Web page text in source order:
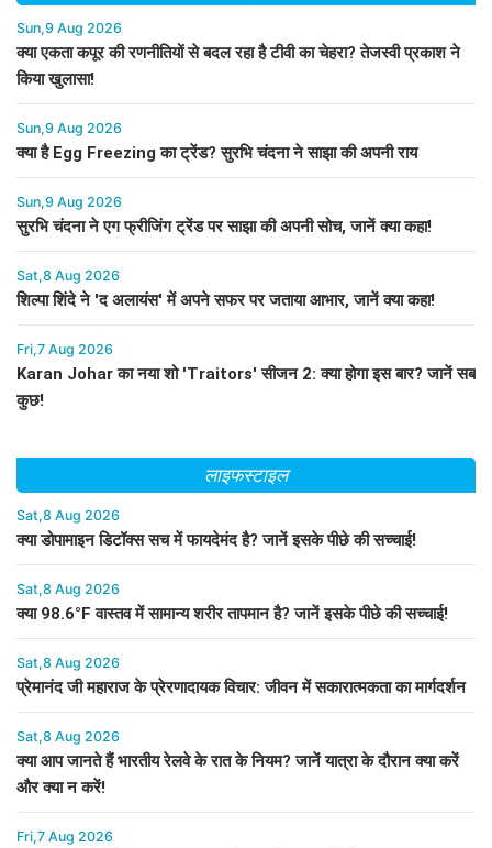
Sun,9 Aug 2026
क्या एकता कपूर की रणनीतियों से बदल रहा है टीवी का चेहरा? तेजस्वी प्रकाश ने
किया खुलासा!
Sun,9 Aug 2026
क्या है Egg Freezing का ट्रेंड? सुरभि चंदना ने साझा की अपनी राय
Sun,9 Aug 2026
सुरभि चंदना ने एग फ्रीजिंग ट्रेंड पर साझा की अपनी सोच, जानें क्या कहा!
Sat,8 Aug 2026
शिल्पा शिंदे ने 'द अलायंस' में अपने सफर पर जताया आभार, जानें क्या कहा!
Fri,7 Aug 2026
Karan Johar का नया शो 'Traitors' सीजन 2: क्या होगा इस बार? जानें सब
कुछ!
लाइफस्टाइल
Sat,8 Aug 2026
क्या डोपामाइन डिटॉक्स सच में फायदेमंद है? जानें इसके पीछे की सच्चाई!
Sat,8 Aug 2026
क्या 98.6°F वास्तव में सामान्य शरीर तापमान है? जानें इसके पीछे की सच्चाई!
Sat,8 Aug 2026
प्रेमानंद जी महाराज के प्रेरणादायक विचार: जीवन में सकारात्मकता का मार्गदर्शन
Sat,8 Aug 2026
क्या आप जानते हैं भारतीय रेलवे के रात के नियम? जानें यात्रा के दौरान क्या करें
और क्या न करें!
Fri,7 Aug 2026